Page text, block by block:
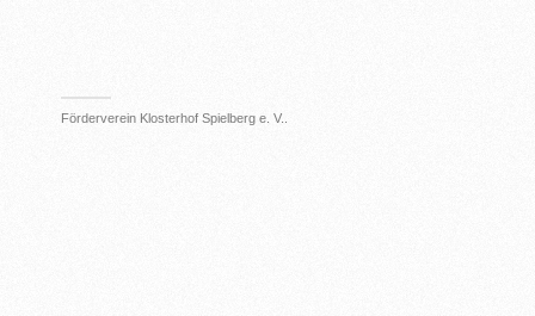
Förderverein Klosterhof Spielberg e. V..